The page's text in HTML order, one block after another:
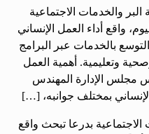
والخدمات الاجتماعية
واقع أداء العمل الإنساني
بالخدمات عبر البرامج
وتعليمية. أهمية العمل
مجلس الإدارة المهندس
بمختلف جوانبه، […]
بدرعا تبحث واقع